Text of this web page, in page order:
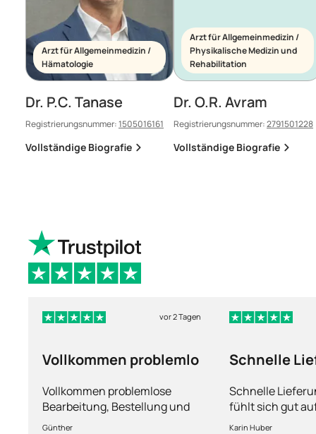
Arzt für Allgemeinmedizin /
Hämatologie
Dr. P.C. Tanase
Registrierungsnummer:1505016161
Vollständige Biografie
Arzt für Allgemeinmedizin /
Physikalische Medizin und
Rehabilitation
Dr. O.R. Avram
Registrierungsnummer:2791501228
Vollständige Biografie
vor 2 Tagen
Vollkommen problemlo
Vollkommen problemlose
Bearbeitung, Bestellung und
Lieferung
Günther
Schnelle
Schnelle
fühlt sich gut
Fragen kann
Karin Huber